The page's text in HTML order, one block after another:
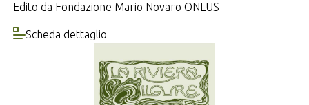
Edito da Fondazione Mario Novaro ONLUS
Scheda dettaglio